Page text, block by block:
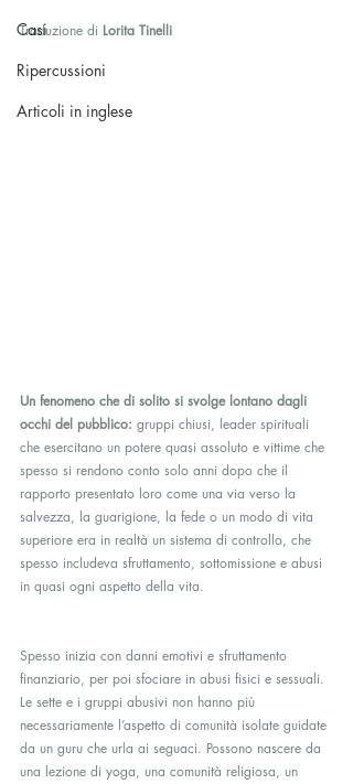
Casi
Ripercussioni
Articoli in inglese
Traduzione di Lorita Tinelli
Un fenomeno che di solito si svolge lontano dagli
occhi del pubblico: gruppi chiusi, leader spirituali
che esercitano un potere quasi assoluto e vittime che
spesso si rendono conto solo anni dopo che il
rapporto presentato loro come una via verso la
salvezza, la guarigione, la fede o un modo di vita
superiore era in realtà un sistema di controllo, che
spesso includeva sfruttamento, sottomissione e abusi
in quasi ogni aspetto della vita.
Spesso inizia con danni emotivi e sfruttamento
finanziario, per poi sfociare in abusi fisici e sessuali.
Le sette e i gruppi abusivi non hanno più
necessariamente l’aspetto di comunità isolate guidate
da un guru che urla ai seguaci. Possono nascere da
una lezione di yoga, una comunità religiosa, un